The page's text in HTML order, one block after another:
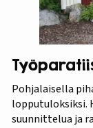
Pohjalaisella
lopputuloksiksi.
suunnittelua ja